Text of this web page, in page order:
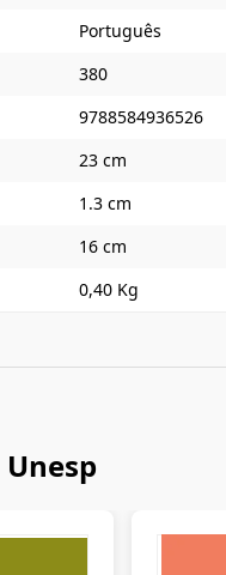
Português
380
9788584936526
23 cm
1.3 cm
16 cm
0,40 Kg